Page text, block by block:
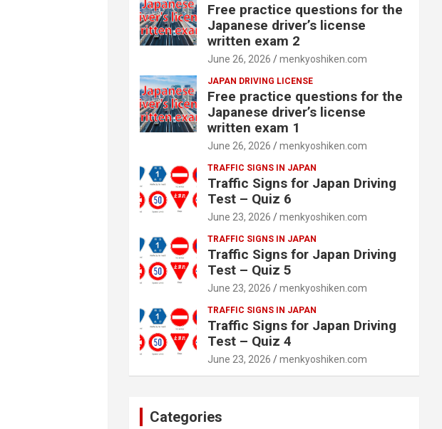
Free practice questions for the
Japanese driver’s license
written exam 2
June 26, 2026 menkyoshiken.com
JAPAN DRIVING LICENSE
Free practice questions for the
Japanese driver’s license
written exam 1
June 26, 2026 menkyoshiken.com
TRAFFIC SIGNS IN JAPAN
Traffic Signs for Japan Driving
Test – Quiz 6
June 23, 2026 menkyoshiken.com
TRAFFIC SIGNS IN JAPAN
Traffic Signs for Japan Driving
Test – Quiz 5
June 23, 2026 menkyoshiken.com
TRAFFIC SIGNS IN JAPAN
Traffic Signs for Japan Driving
Test – Quiz 4
June 23, 2026 menkyoshiken.com
Categories